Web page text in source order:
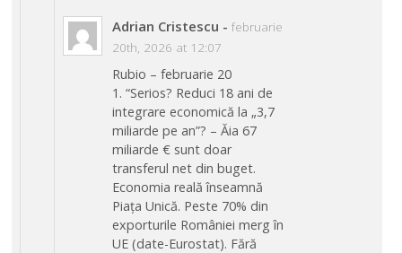
Adrian Cristescu - februarie
20th, 2026 at 12:07
Rubio – februarie 20
1. “Serios? Reduci 18 ani de
integrare economică la „3,7
miliarde pe an”? – Ăia 67
miliarde € sunt doar
transferul net din buget.
Economia reală înseamnă
Piața Unică. Peste 70% din
exporturile României merg în
UE (date-Eurostat). Fără